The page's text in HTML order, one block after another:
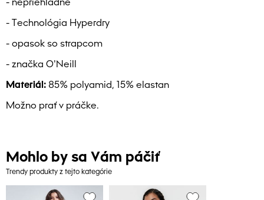
- Technológia Hyperdry
- opasok so strapcom
- značka O'Neill
Materiál: 85% polyamid, 15% elastan
Možno prať v práčke.
Mohlo by sa Vám páčiť
Trendy produkty z tejto kategórie